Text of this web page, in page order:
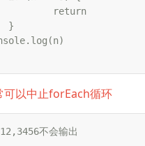
可以中止forEach循环
不会输出